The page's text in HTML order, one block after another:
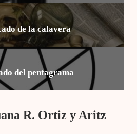
de la calavera
del pentagrama
R. Ortiz y Aritz